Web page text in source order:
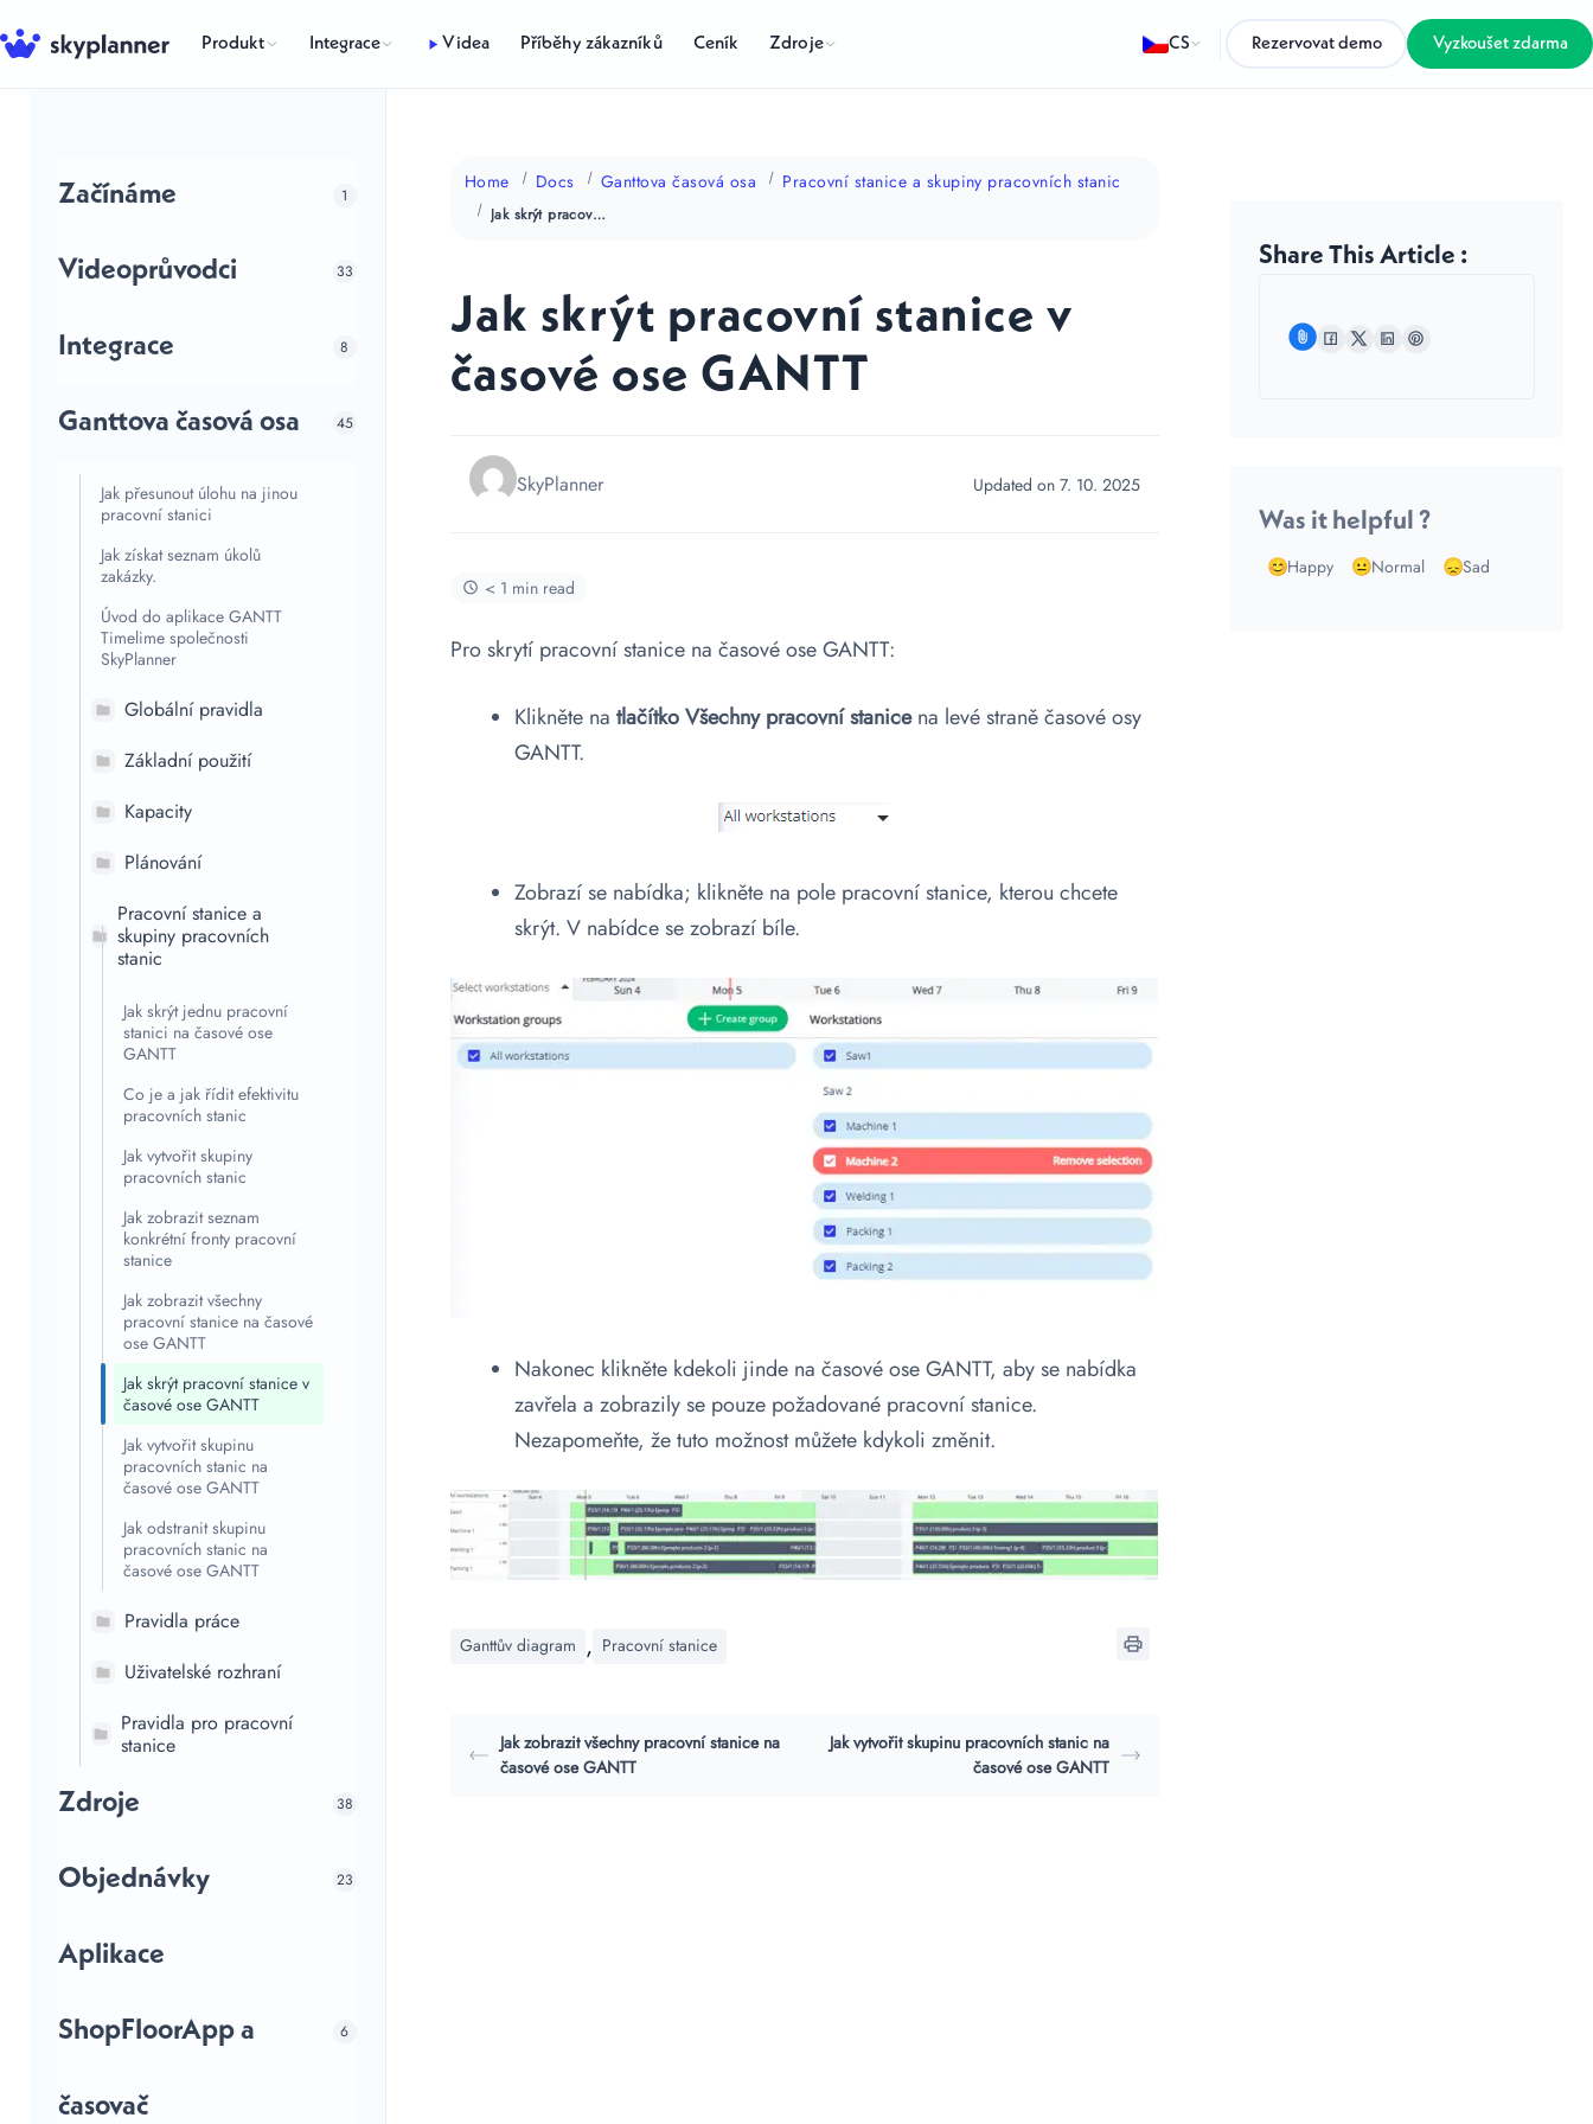
na
Produkt Integrace Videa Příběhy zákazníků Ceník Zdroje CS Rezervovat demo Vyzkoušet zdarma
Začínáme 1
Videoprůvodci 33
Integrace 8
Ganttova časová osa 45
Jak přesunout úlohu na jinou
pracovní stanici
Jak získat seznam úkolů
zakázky.
Úvod do aplikace GANTT
Timelime společnosti
SkyPlanner
Globální pravidla
Základní použití
Kapacity
Plánování
Pracovní stanice a
skupiny pracovních
stanic
Jak skrýt jednu pracovní
stanici na časové ose
GANTT
Co je a jak řídit efektivitu
pracovních stanic
Jak vytvořit skupiny
pracovních stanic
Jak zobrazit seznam
konkrétní fronty pracovní
stanice
Jak zobrazit všechny
pracovní stanice na časové
ose GANTT
Jak skrýt pracovní stanice v
časové ose GANTT
Jak vytvořit skupinu
pracovních stanic na
časové ose GANTT
Jak odstranit skupinu
pracovních stanic na
časové ose GANTT
Pravidla práce
Uživatelské rozhraní
Pravidla pro pracovní
stanice
Zdroje 38
Objednávky 23
Aplikace
ShopFloorApp a
časovač
6
Home Docs Ganttova časová osa Pracovní stanice a skupiny pracovních stanic
Jak skrýt pracovní stanice v časové ose GANTT
Jak skrýt pracovní stanice v
časové ose GANTT
SkyPlanner Updated on 7. 10. 2025
< 1 min read
Pro skrytí pracovní stanice na časové ose GANTT:
Klikněte na tlačítko Všechny pracovní stanicena levé straně časové osy
GANTT.
Zobrazí se nabídka; klikněte na pole pracovní stanice, kterou chcete
skrýt. V nabídce se zobrazí bíle.
Nakonec klikněte kdekoli jinde na časové ose GANTT, aby se nabídka
zavřela a zobrazily se pouze požadované pracovní stanice.
Nezapomeňte, že tuto možnost můžete kdykoli změnit.
Ganttův diagram , Pracovní stanice
Jak zobrazit všechny pracovní stanice na
časové ose GANTT
Jak vytvořit skupinu pracovních stanic na
časové ose GANTT
Share This Article :
Was it helpful ?
Happy Normal Sad